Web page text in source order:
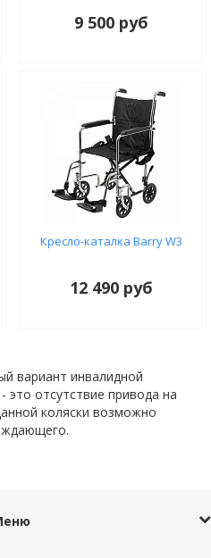
9 500 руб
Кресло-каталка Barry W3
12 490 руб
вариант инвалидной
это отсутствие привода на
коляски возможно